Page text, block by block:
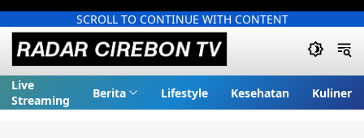
SCROLL TO CONTINUE WITH CONTENT
Live
Streaming
Berita Lifestyle Kesehatan Kuliner